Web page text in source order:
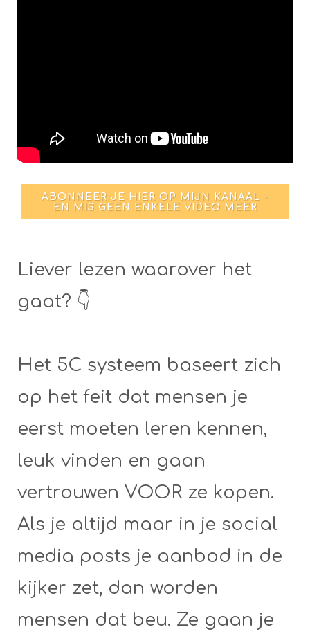
ABONNEER JE HIER OP MIJN KANAAL -
EN MIS GEEN ENKELE VIDEO MEER
Liever lezen waarover het
gaat? 👇
Het 5C systeem baseert zich
op het feit dat mensen je
eerst moeten leren kennen,
leuk vinden en gaan
vertrouwen VOOR ze kopen.
Als je altijd maar in je social
media posts je aanbod in de
kijker zet, dan worden
mensen dat beu. Ze gaan je